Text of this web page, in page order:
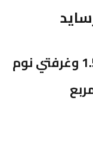
ريفرسايد